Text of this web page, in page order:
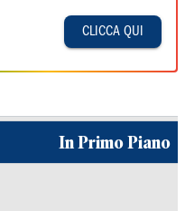
CLICCA QUI
In Primo Piano